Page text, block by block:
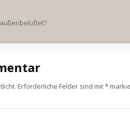
Erforderliche Felder sind mit*